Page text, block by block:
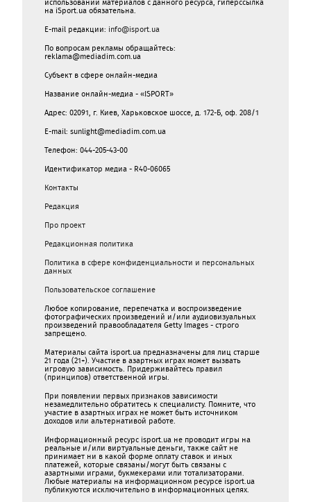
на iSport.ua обязательна.
E-mail редакции: info@isport.ua
По вопросам рекламы обращайтесь:
reklama@mediadim.com.ua
Субъект в сфере онлайн-медиа
Название онлайн-медиа - «ISPORT»
Адрес: 02091, г. Киев, Харьковское шоссе, д. 172-Б, оф. 208/1
E-mail: sunlight@mediadim.com.ua
Телефон: 044-205-43-00
Идентификатор медиа - R40-06065
Контакты
Редакция
Про проект
Редакционная политика
Политика в сфере конфиденциальности и персональных
данных
Пользовательское соглашение
Любое копирование, перепечатка и воспроизведение
фотографических произведений и/или аудиовизуальных
произведений правообладателя Getty Images - строго
запрещено.
Материалы сайта isport.ua предназначены для лиц старше
21 года (21+). Участие в азартных играх может вызвать
игровую зависимость. Придерживайтесь правил
(принципов) ответственной игры.
При появлении первых признаков зависимости
незамедлительно обратитесь к специалисту. Помните, что
участие в азартных играх не может быть источником
доходов или альтернативой работе.
Информационный ресурс isport.ua не проводит игры на
реальные и/или виртуальные деньги, также сайт не
принимает ни в какой форме oплaту ставок и иных
платежей, которые связаны/могут быть связаны c
азартными игрaми, букмекерами или тотализаторами.
Любые материалы на информационном ресурсе isport.ua
публикуютcя исключительно в информационных целях.